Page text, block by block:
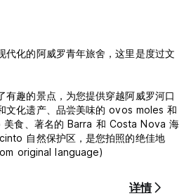
代化的阿威罗青年旅舍，这里是度过文
有趣的景点，为您提供穿越阿威罗河口
文化遗产、品尝美味的 ovos moles 和
食、著名的 Barra 和 Costa Nova 海
自然保护区，是您拍照的绝佳地
original language)
详情